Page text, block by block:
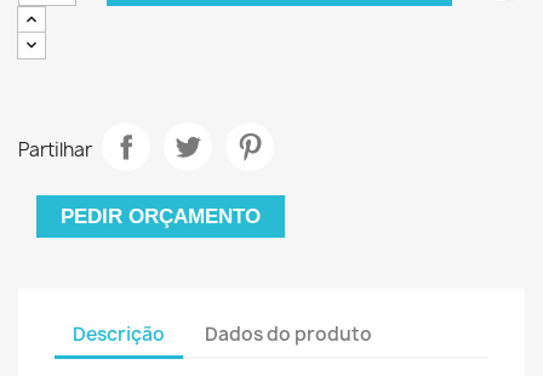
Partilhar
PEDIR ORÇAMENTO
Descrição Dados do produto